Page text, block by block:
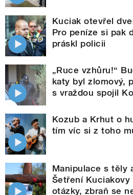
Kuciak otevřel
Pro peníze si pak
práskl policii
„Ruce vzhůru!“
katy byl zlomový,
s vraždou spojil
Kozub a Krhut o
tím víc si z toho
Manipulace s těly
Šetření Kuciakovy
otázky, zbraň se